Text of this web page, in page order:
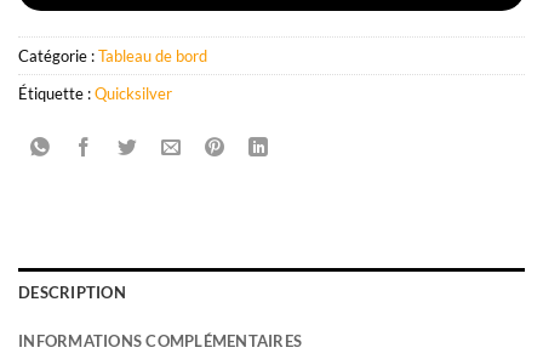
Catégorie :Tableau de bord
Étiquette :Quicksilver
DESCRIPTION
INFORMATIONS COMPLÉMENTAIRES